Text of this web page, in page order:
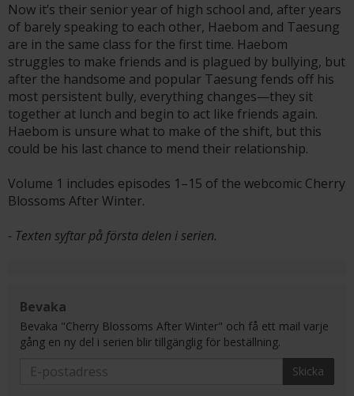
Now it’s their senior year of high school and, after years
of barely speaking to each other, Haebom and Taesung
are in the same class for the first time. Haebom
struggles to make friends and is plagued by bullying, but
after the handsome and popular Taesung fends off his
most persistent bully, everything changes—they sit
together at lunch and begin to act like friends again.
Haebom is unsure what to make of the shift, but this
could be his last chance to mend their relationship.
Volume 1 includes episodes 1–15 of the webcomic Cherry
Blossoms After Winter.
- Texten syftar på första delen i serien.
Bevaka
Bevaka "Cherry Blossoms After Winter" och få ett mail varje
gång en ny del i serien blir tillgänglig för beställning.
Skicka